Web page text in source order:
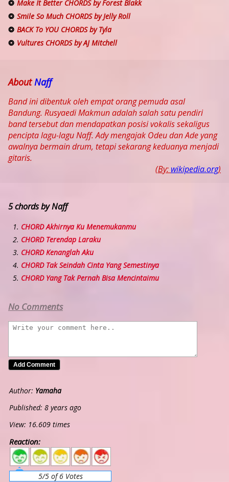
Make It Better CHORDS by Forest Blakk
Smile So Much CHORDS by Jelly Roll
BACK To YOU CHORDS by Tyla
Vultures CHORDS by AJ Mitchell
AboutNaff
Band ini dibentuk oleh empat orang pemuda asal
Bandung. Rusyaedi Makmun adalah salah satu pendiri
band tersebut dan mendapatkan posisi vokalis sekaligus
pencipta lagu-lagu Naff. Ady mengajak Odeu dan Ade yang
awalnya bermain drum, tetapi sekarang keduanya menjadi
gitaris.
(By: wikipedia.org)
5 chords by Naff
CHORD Akhirnya Ku Menemukanmu
CHORD Terendap Laraku
CHORD Kenanglah Aku
CHORD Tak Seindah Cinta Yang Semestinya
CHORD Yang Tak Pernah Bisa Mencintaimu
No Comments
Author: Yamaha
Published: 8 years ago
View: 16.609 times
Reaction:
5 4 3 2 1
5/5 of 6 Votes